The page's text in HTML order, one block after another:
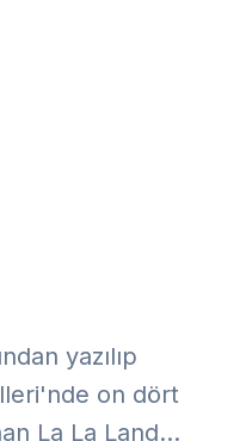
yazılıp
on dört
La La Land...